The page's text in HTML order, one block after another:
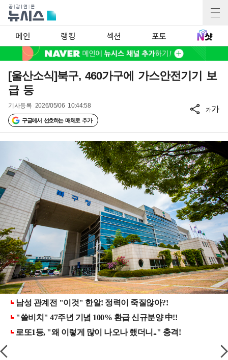
메인 랭킹 섹션 포토
[울산소식]북구, 460가구에 가스안전기기 보
급 등
기사등록 2026/05/06 10:44:58
구글에서 선호하는 매체로 추가
가가